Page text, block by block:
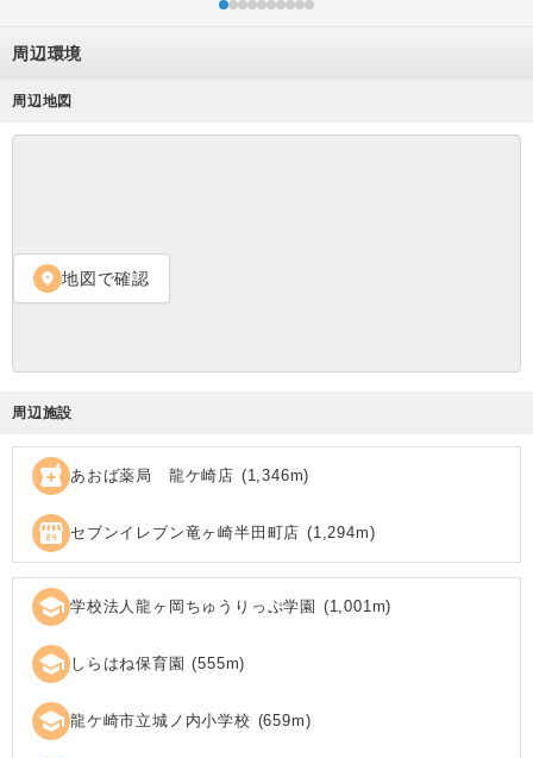
周辺環境
周辺地図
location_on 地図で確認
周辺施設
local_pharmacy あおば薬局 龍ケ崎店 (1,346m)
local_convenience_store セブンイレブン竜ヶ崎半田町店 (1,294m)
school 学校法人龍ヶ岡ちゅうりっぷ学園 (1,001m)
school しらはね保育園 (555m)
school 龍ケ崎市立城ノ内小学校 (659m)